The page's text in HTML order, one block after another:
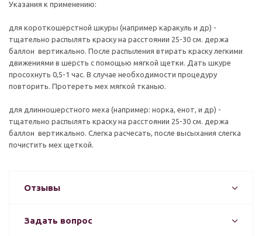
Указания к применению:
для короткошерстной шкуры (например каракуль и др) -
тщательно распылять краску на расстоянии 25-30 см. держа
баллон вертикально. После распыления втирать краску легкими
движениями в шерсть с помощью мягкой щетки. Дать шкуре
просохнуть 0,5-1 час. В случае необходимости процедуру
повторить. Протереть мех мягкой тканью.
для длинношерстного меха (например: норка, енот, и др) -
тщательно распылять краску на расстоянии 25-30 см. держа
баллон вертикально. Слегка расчесать, после высыхания слегка
почистить мех щеткой.
Отзывы
Задать вопрос